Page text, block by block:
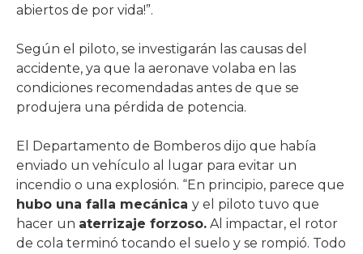
abiertos de por vida!”.
Según el piloto, se investigarán las causas del
accidente, ya que la aeronave volaba en las
condiciones recomendadas antes de que se
produjera una pérdida de potencia.
El Departamento de Bomberos dijo que había
enviado un vehículo al lugar para evitar un
incendio o una explosión. “En principio, parece que
hubo una falla mecánica y el piloto tuvo que
hacer un aterrizaje forzoso. Al impactar, el rotor
de cola terminó tocando el suelo y se rompió. Todo